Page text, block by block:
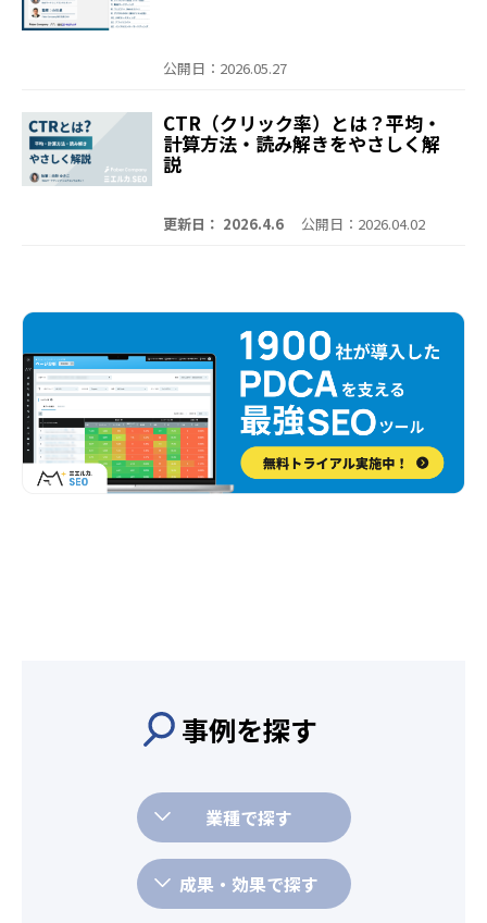
公開日：2026.05.27
CTR（クリック率）とは？平均・
計算方法・読み解きをやさしく解
説
更新日： 2026.4.6 公開日：2026.04.02
事例を探す
業種で探す
成果・効果で探す